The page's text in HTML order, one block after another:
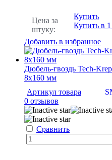
Цена за
штуку:
Купить
Купить в
Добавить в избранное
Дюбель-гвоздь Tech-
8х160 мм
Артикул товара
0 отзывов
Сравнить